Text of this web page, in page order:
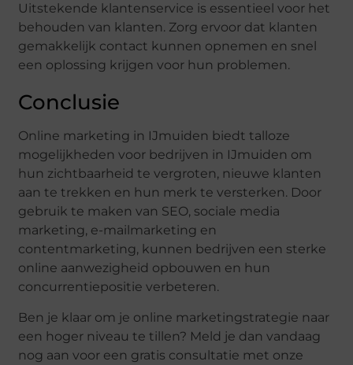
Uitstekende klantenservice is essentieel voor het
behouden van klanten. Zorg ervoor dat klanten
gemakkelijk contact kunnen opnemen en snel
een oplossing krijgen voor hun problemen.
Conclusie
Online marketing in IJmuiden biedt talloze
mogelijkheden voor bedrijven in IJmuiden om
hun zichtbaarheid te vergroten, nieuwe klanten
aan te trekken en hun merk te versterken. Door
gebruik te maken van SEO, sociale media
marketing, e-mailmarketing en
contentmarketing, kunnen bedrijven een sterke
online aanwezigheid opbouwen en hun
concurrentiepositie verbeteren.
Ben je klaar om je online marketingstrategie naar
een hoger niveau te tillen? Meld je dan vandaag
nog aan voor een gratis consultatie met onze